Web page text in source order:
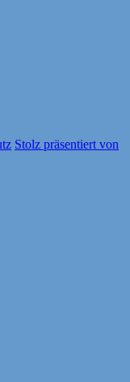
Stolz präsentiert von